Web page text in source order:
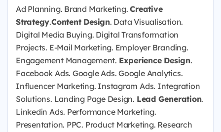
Ad Planning. Brand Marketing.Creative
Strategy.Content Design. Data Visualisation.
Digital Media Buying. Digital Transformation
Projects. E-Mail Marketing. Employer Branding.
Engagement Management. Experience Design.
Facebook Ads. Google Ads. Google Analytics.
Influencer Marketing. Instagram Ads. Integration
Solutions. Landing Page Design. Lead Generation.
Linkedin Ads. Performance Marketing.
Presentation. PPC. Product Marketing. Research